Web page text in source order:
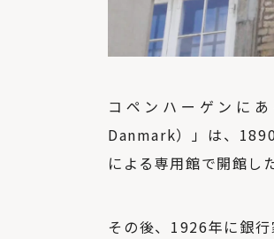
コペンハーゲンに
Danmark）」は、
による専用館で開館し
その後、1926年に銀